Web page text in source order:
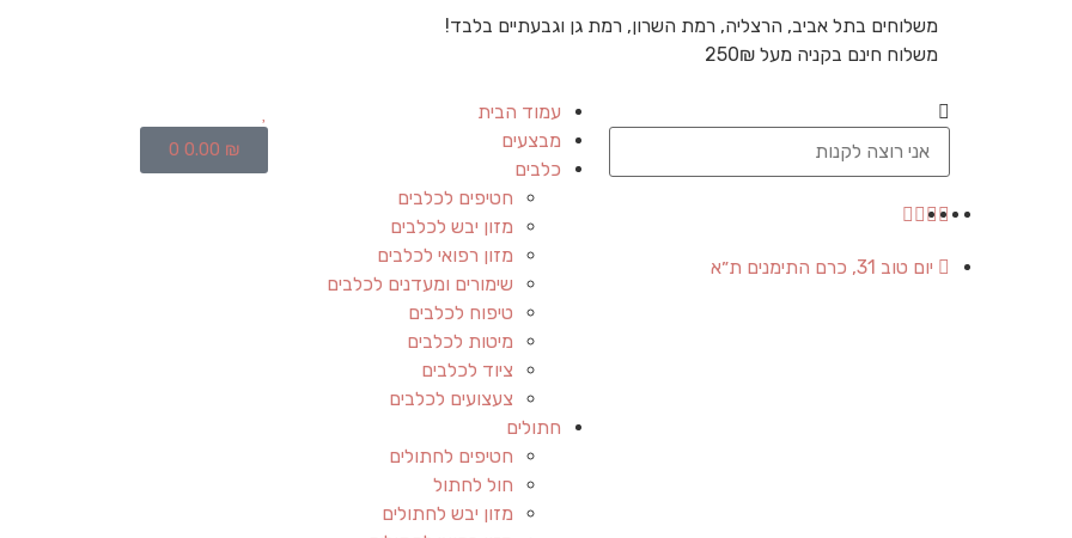
משלוחים בתל אביב, הרצליה, רמת השרון, רמת גן וגבעתיים בלבד!
משלוח חינם בקניה מעל 250₪
יום טוב 31, כרם התימנים ת״א
עמוד הבית
מבצעים
כלבים
חטיפים לכלבים
מזון יבש לכלבים
מזון רפואי לכלבים
שימורים ומעדנים לכלבים
טיפוח לכלבים
מיטות לכלבים
ציוד לכלבים
צעצועים לכלבים
חתולים
חטיפים לחתולים
חול לחתול
מזון יבש לחתולים
0.00 ₪
0